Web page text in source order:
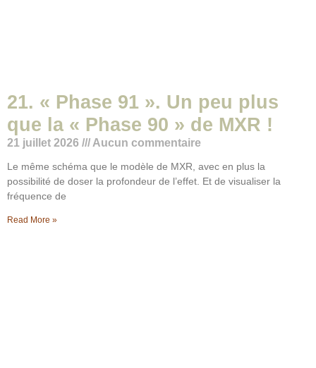
21. « Phase 91 ». Un peu plus
que la « Phase 90 » de MXR !
21 juillet 2026 Aucun commentaire
Le même schéma que le modèle de MXR, avec en plus la
possibilité de doser la profondeur de l’effet. Et de visualiser la
fréquence de
Read More »